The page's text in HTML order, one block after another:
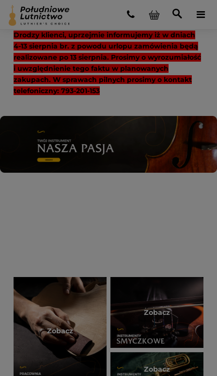
Drodzy klienci, uprzejmie informujemy iż w dniach
4-13 sierpnia br. z powodu urlopu zamówienia będą
realizowane po 13 sierpnia. Prosimy o wyrozumiałość
i uwzględnienie tego faktu w planowanych
zakupach. W sprawach pilnych prosimy o kontakt
telefoniczny: 793-201-153
Zobacz
Zobacz
Zobacz